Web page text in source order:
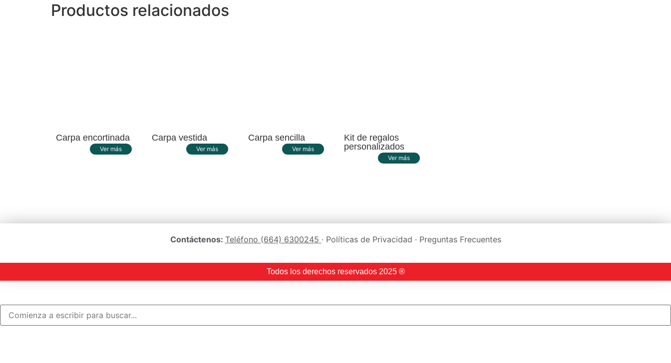
Productos relacionados
Carpa encortinada
Ver más
Carpa vestida
Ver más
Carpa sencilla
Ver más
Kit de regalos
personalizados
Ver más
Contáctenos: Teléfono (664) 6300245 · Políticas de Privacidad · Preguntas Frecuentes
Todos los derechos reservados 2025 ®